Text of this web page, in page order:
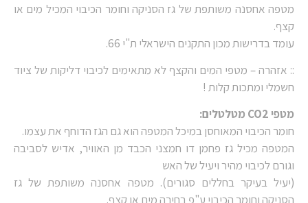
מטפה אחסנה משותפת של גז הסניקה וחומר הכיבוי המכיל מים או
קצף.
עומד בדרישות מכון התקנים הישראלי ת"י 66.
:: אזהרה – מטפי המים והקצף לא מתאימים לכיבוי דליקות של ציוד
חשמלי ומתכות קלות !
מטפי CO2 מטלטלים:
חומר הכיבוי המאוחסן במיכל המטפה הוא גם הגז הדוחף את עצמו.
המטפה מכיל גז פחמן דו חמצני הכבד מן האוויר, אדיש לסביבה
וגורם לכיבוי מהיר ויעיל של האש
(יעיל בעיקר בחללים סגורים). מטפה אחסנה משותפת של גז
הסניקה וחומר הכיבוי ע"פ בחירה מים או קצף.